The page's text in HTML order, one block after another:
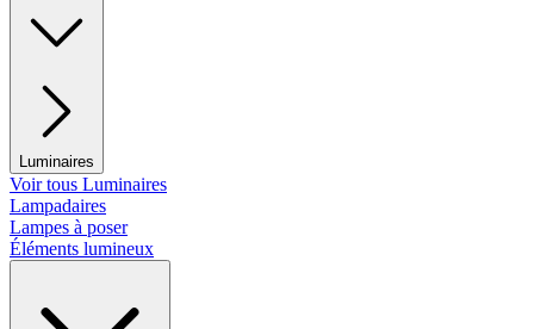
Luminaires
Voir tous Luminaires
Lampadaires
Lampes à poser
Éléments lumineux